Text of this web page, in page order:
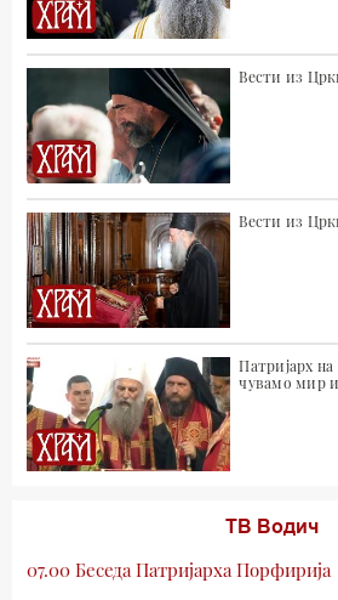
Вести из
Вести из
Патријарх
чувамо мир
ТВ Водич
07.00 Беседа Патријарха Порфирија